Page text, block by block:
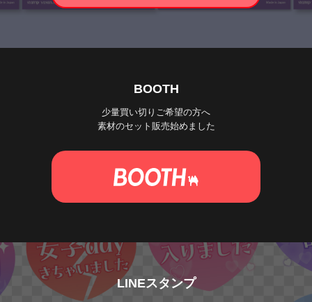
BOOTH
少量買い切りご希望の方へ
素材のセット販売始めました
LINEスタンプ